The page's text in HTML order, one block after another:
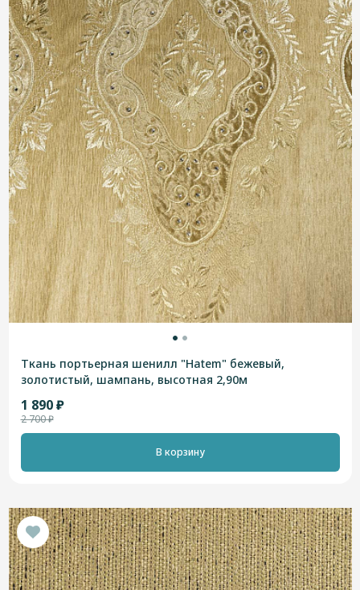
Ткань портьерная шенилл "Hatem" бежевый,
золотистый, шампань, высотная 2,90м
1 890 ₽
2 700 ₽
В корзину